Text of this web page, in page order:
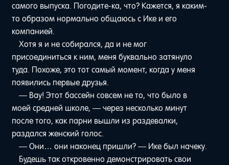
самого выпуска. Погодите-ка, что? Кажется, я каким-
то образом нормально общаюсь с Ике и его
компанией.
Хотя я и не собирался, да и не мог
присоединиться к ним, меня буквально затянуло
туда. Похоже, это тот самый момент, когда у меня
появились первые друзья.
— Вау! Этот бассейн совсем не то, что было в
моей средней школе, — через несколько минут
после того, как парни вышли из раздевалки,
раздался женский голос.
— Они… они наконец пришли? — Ике был начеку.
Будешь так откровенно демонстрировать свои